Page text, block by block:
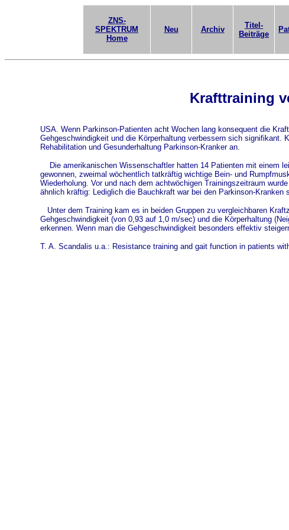
ZNS-
SPEKTRUM
Home
Neu Archiv
Titel-
Beiträge
Krafttraining
USA. Wenn Parkinson-Patienten acht Wochen lang konsequent die
Gehgeschwindigkeit und die Körperhaltung verbessern sich
Rehabilitation und Gesunderhaltung Parkinson-Kranker an.
Die amerikanischen Wissenschaftler hatten 14 Patienten mit einem
gewonnen, zweimal wöchentlich tatkräftig wichtige Bein- und
Wiederholung. Vor und nach dem achtwöchigen Trainingszeitraum
ähnlich kräftig: Lediglich die Bauchkraft war bei den Parkinson-Kranken
Unter dem Training kam es in beiden Gruppen zu vergleichbaren
Gehgeschwindigkeit (von 0,93 auf 1,0 m/sec) und die Körperhaltung
erkennen. Wenn man die Gehgeschwindigkeit besonders effektiv
T. A. Scandalis u.a.: Resistance training and gait function in patients